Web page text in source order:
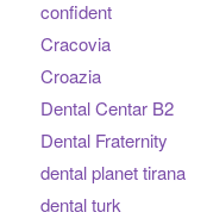
confident
Cracovia
Croazia
Dental Centar B2
Dental Fraternity
dental planet tirana
dental turk